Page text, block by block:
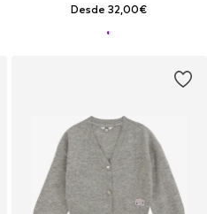
Desde 32,00€